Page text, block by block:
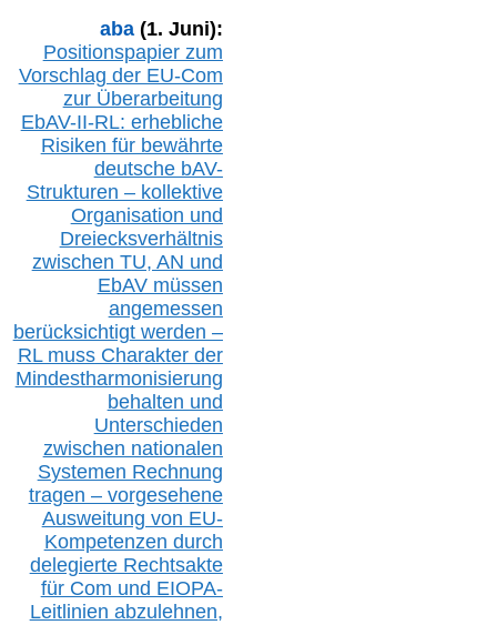
aba(1. Juni):
Positionspapier zum
Vorschlag der EU-Com
zur Überarbeitung
EbAV-II-RL: erhebliche
Risiken für bewährte
deutsche bAV-
Strukturen – kollektive
Organisation und
Dreiecksverhältnis
zwischen TU, AN und
EbAV müssen
angemessen
berücksichtigt werden –
RL mussCharakter der
Mindestharmonisierung
behalten und
Unterschieden
zwischen nationalen
Systemen Rechnung
tragen – vorgesehene
Ausweitung von EU-
Kompetenzen durch
delegierte Rechtsakte
für Com und EIOPA-
Leitlinien abzulehnen,